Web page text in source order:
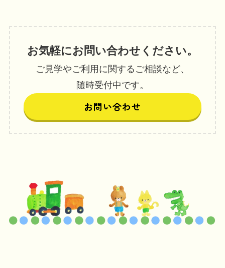
お気軽にお問い合わせください。
ご見学やご利用に関するご相談など、
随時受付中です。
お問い合わせ